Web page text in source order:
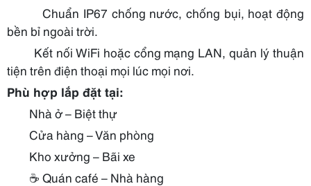
Chuẩn IP67 chống nước, chống bụi, hoạt động
bền bỉ ngoài trời.
Kết nối WiFi hoặc cổng mạng LAN, quản lý thuận
tiện trên điện thoại mọi lúc mọi nơi.
Phù hợp lắp đặt tại:
Nhà ở – Biệt thự
Cửa hàng – Văn phòng
Kho xưởng – Bãi xe
☕ Quán café – Nhà hàng